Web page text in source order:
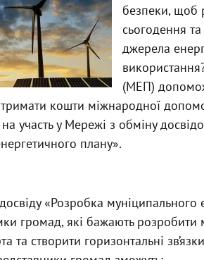
безпеки, щоб
сьогодення
джерела
(МЕП)
кошти міжнародної
участь у Мережі з обміну
плану».
«Розробка муніципального
громад, які бажають розробити
та створити горизонтальні